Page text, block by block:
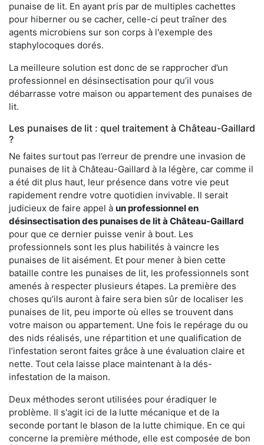
punaise de lit. En ayant pris par de multiples cachettes
pour hiberner ou se cacher, celle-ci peut traîner des
agents microbiens sur son corps à l'exemple des
staphylocoques dorés.
La meilleure solution est donc de se rapprocher d’un
professionnel en désinsectisation pour qu’il vous
débarrasse votre maison ou appartement des punaises de
lit.
Les punaises de lit : quel traitement à Château-Gaillard
?
Ne faites surtout pas l’erreur de prendre une invasion de
punaises de lit à Château-Gaillard à la légère, car comme il
a été dit plus haut, leur présence dans votre vie peut
rapidement rendre votre quotidien invivable. Il serait
judicieux de faire appel à un professionnel en
désinsectisation des punaises de lit à Château-Gaillard
pour que ce dernier puisse venir à bout. Les
professionnels sont les plus habilités à vaincre les
punaises de lit aisément. Et pour mener à bien cette
bataille contre les punaises de lit, les professionnels sont
amenés à respecter plusieurs étapes. La première des
choses qu’ils auront à faire sera bien sûr de localiser les
punaises de lit, peu importe où elles se trouvent dans
votre maison ou appartement. Une fois le repérage du ou
des nids réalisés, une répartition et une qualification de
l’infestation seront faites grâce à une évaluation claire et
nette. Tout cela laisse place maintenant à la dés-
infestation de la maison.
Deux méthodes seront utilisées pour éradiquer le
problème. Il s'agit ici de la lutte mécanique et de la
seconde portant le blason de la lutte chimique. En ce qui
concerne la première méthode, elle est composée de bon